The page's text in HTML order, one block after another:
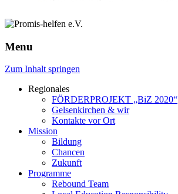
Menu
Zum Inhalt springen
Regionales
FÖRDERPROJEKT „BiZ 2020“
Gelsenkirchen & wir
Kontakte vor Ort
Mission
Bildung
Chancen
Zukunft
Programme
Rebound Team